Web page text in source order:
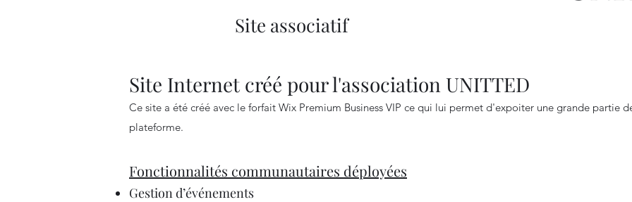
Site associatif
Site Internet créé pour l'association UNITTED
Ce site a été créé avec le forfait Wix Premium Business VIP ce qui lui permet d'expoiter une grande partie
plateforme.
Fonctionnalités communautaires déployées
Gestion d’événements